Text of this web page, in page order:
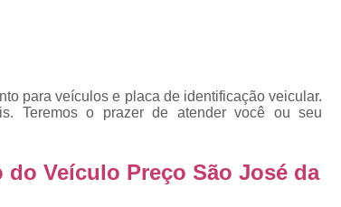
Empresa de Emplacamento de
Emplacadoras
para veículos e placa de identificação veicular.
Teremos o prazer de atender você ou seu
Veículo Preço São José da